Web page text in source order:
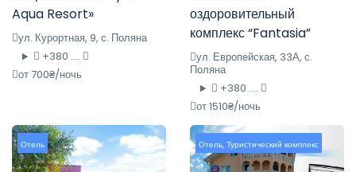
Aqua Resort»
ул. Курортная, 9, с. Поляна
+380 ....
от 700₴/ночь
оздоровительный
комплекс “Fantasia”
ул. Европейская, 33А, с.
Поляна
+380 ....
от 1510₴/ночь
Отель Отель, Туристический комплекс